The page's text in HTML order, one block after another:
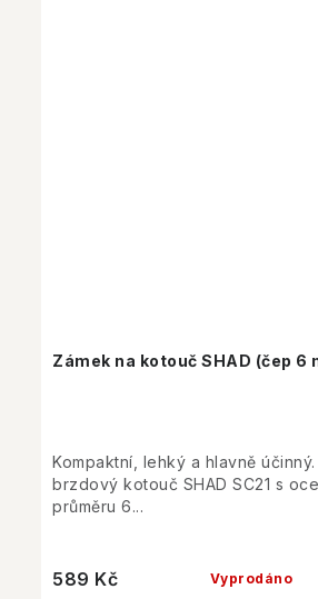
Zámek na kotouč SHAD (čep 6
Vyprodáno
589 Kč
Kompaktní, lehký a hlavně
brzdový kotouč SHAD SC21 s
průměru 6...